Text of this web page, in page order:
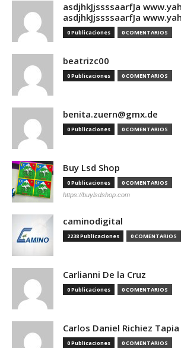
asdjhkJjssssaarfJa
asdjhkJjssssaarfJa
0 Publicaciones 0 COMENTARIOS
beatrizc00
0 Publicaciones 0 COMENTARIOS
benita.zuern@gmx.de
0 Publicaciones 0 COMENTARIOS
Buy Lsd Shop
0 Publicaciones 0 COMENTARIOS
https://buylsdshop.com
caminodigital
2238 Publicaciones 0 COMENTARIOS
Carlianni De la Cruz
0 Publicaciones 0 COMENTARIOS
Carlos Daniel Richiez Tapia
0 Publicaciones 0 COMENTARIOS